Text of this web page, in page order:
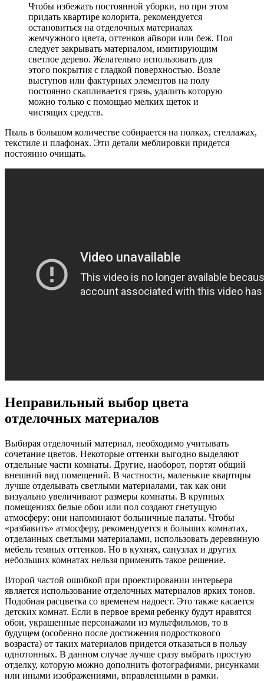
Чтобы избежать постоянной уборки, но при этом
придать квартире колорита, рекомендуется
остановиться на отделочных материалах
жемчужного цвета, оттенков айвори или беж. Пол
следует закрывать материалом, имитирующим
светлое дерево. Желательно использовать для
этого покрытия с гладкой поверхностью. Возле
выступов или фактурных элементов на полу
постоянно скапливается грязь, удалить которую
можно только с помощью мелких щеток и
чистящих средств.
Пыль в большом количестве собирается на полках, стеллажах,
текстиле и плафонах. Эти детали меблировки придется
постоянно очищать.
Неправильный выбор цвета
отделочных материалов
Выбирая отделочный материал, необходимо учитывать
сочетание цветов. Некоторые оттенки выгодно выделяют
отдельные части комнаты. Другие, наоборот, портят общий
внешний вид помещений. В частности, маленькие квартиры
лучше отделывать светлыми материалами, так как они
визуально увеличивают размеры комнаты. В крупных
помещениях белые обои или пол создают гнетущую
атмосферу: они напоминают больничные палаты. Чтобы
«разбавить» атмосферу, рекомендуется в больших комнатах,
отделанных светлыми материалами, использовать деревянную
мебель темных оттенков. Но в кухнях, санузлах и других
небольших комнатах нельзя применять такое решение.
Второй частой ошибкой при проектировании интерьера
является использование отделочных материалов ярких тонов.
Подобная расцветка со временем надоест. Это также касается
детских комнат. Если в первое время ребенку будут нравятся
обои, украшенные персонажами из мультфильмов, то в
будущем (особенно после достижения подросткового
возраста) от таких материалов придется отказаться в пользу
однотонных. В данном случае лучше сразу выбрать простую
отделку, которую можно дополнить фотографиями, рисунками
или иными изображениями, вправленными в рамки.